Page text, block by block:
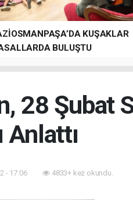
KUŞAKLAR
BULUŞTU
28 Şubat
Anlattı
- 17:06 4833+ kez okundu.